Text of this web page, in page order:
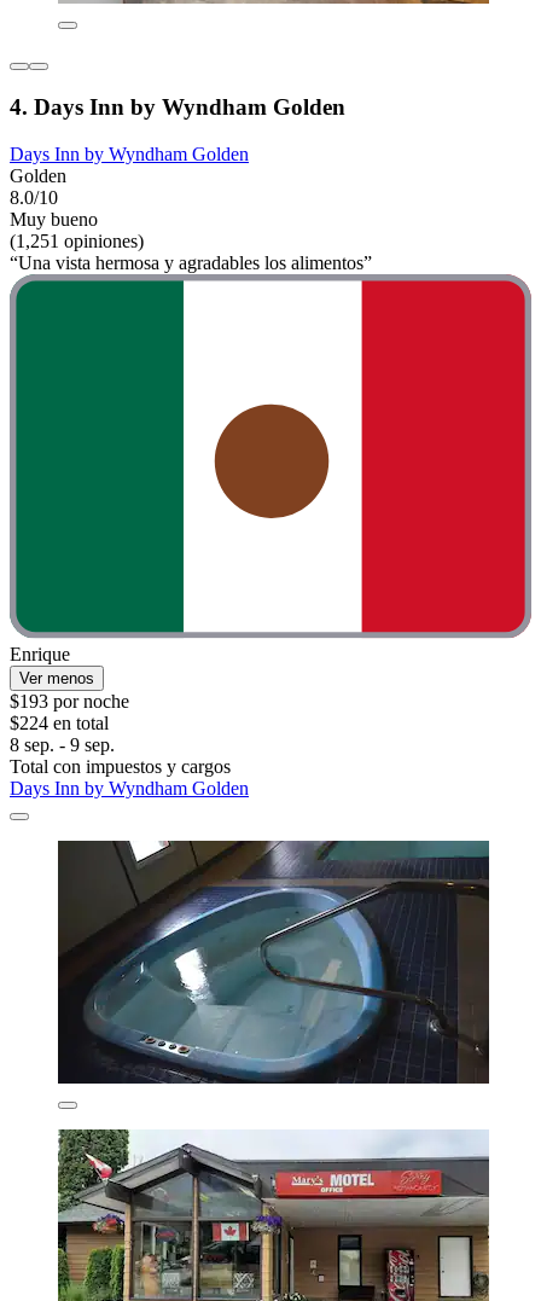
4. Days Inn by Wyndham Golden
Days Inn by Wyndham Golden
Golden
8.0/10
Muy bueno
(1,251 opiniones)
“Una vista hermosa y agradables los alimentos”
Enrique
Ver menos
$193 por noche
$224 en total
8 sep. - 9 sep.
Total con impuestos y cargos
Days Inn by Wyndham Golden